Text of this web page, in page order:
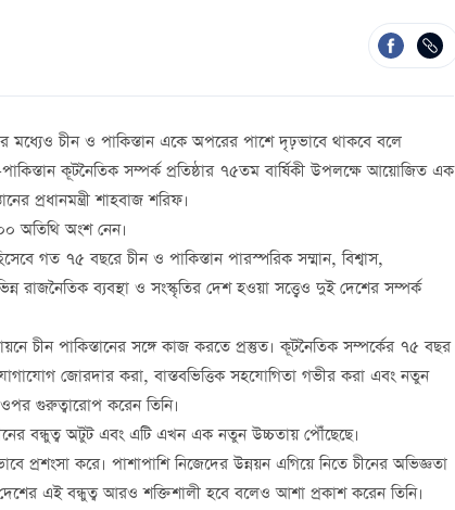
মধ্যেও চীন ও পাকিস্তান একে অপরের পাশে দৃঢ়ভাবে থাকবে বলে
কূটনৈতিক সম্পর্ক প্রতিষ্ঠার ৭৫তম বার্ষিকী উপলক্ষে আয়োজিত এক
প্রধানমন্ত্রী শাহবাজ শরিফ।
অতিথি অংশ নেন।
গত ৭৫ বছরে চীন ও পাকিস্তান পারস্পরিক সম্মান, বিশ্বাস,
রাজনৈতিক ব্যবস্থা ও সংস্কৃতির দেশ হওয়া সত্ত্বেও দুই দেশের সম্পর্ক
চীন পাকিস্তানের সঙ্গে কাজ করতে প্রস্তুত। কূটনৈতিক সম্পর্কের ৭৫ বছর
জোরদার করা, বাস্তবভিত্তিক সহযোগিতা গভীর করা এবং নতুন
গুরুত্বারোপ করেন তিনি।
বন্ধুত্ব অটুট এবং এটি এখন এক নতুন উচ্চতায় পৌঁছেছে।
প্রশংসা করে। পাশাপাশি নিজেদের উন্নয়ন এগিয়ে নিতে চীনের অভিজ্ঞতা
দেশের এই বন্ধুত্ব আরও শক্তিশালী হবে বলেও আশা প্রকাশ করেন তিনি।